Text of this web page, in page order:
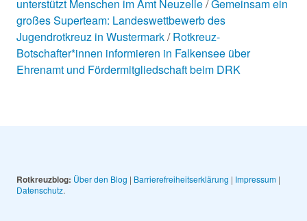
unterstützt Menschen im Amt Neuzelle Gemeinsam ein
großes Superteam: Landeswettbewerb des
Jugendrotkreuz in Wustermark Rotkreuz-
Botschafter*innen informieren in Falkensee über
Ehrenamt und Fördermitgliedschaft beim DRK
Rotkreuzblog: Über den Blog | Barrierefreiheitserklärung | Impressum|
Datenschutz